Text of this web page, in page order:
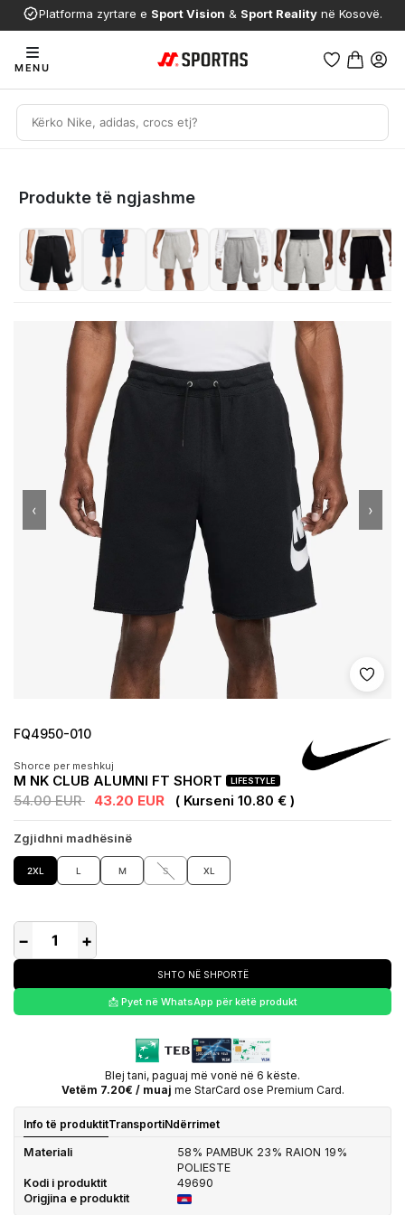
Platforma zyrtare e Sport Vision & Sport Reality në Kosovë.
MENU
Produkte të ngjashme
Shto
‹ ›
FQ4950-010
Shorce per meshkuj
M NK CLUB ALUMNI FT SHORT LIFESTYLE
54.00 EUR 43.20 EUR ( Kurseni 10.80 € )
Zgjidhni madhësinë
2XL L M S XL
− +
SHTO NË SHPORTË
📩 Pyet në WhatsApp për këtë produkt
Blej tani, paguaj më vonë në 6 këste.
Vetëm 7.20€ / muaj me StarCard ose Premium Card.
Info të produktitTransportiNdërrimet
Materiali
58% PAMBUK 23% RAION 19%
POLIESTE
Kodi i produktit
49690
Origjina e produktit